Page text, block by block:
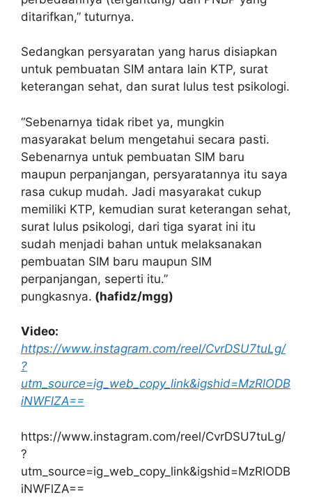
ditarifkan,” tuturnya.
Sedangkan persyaratan yang harus disiapkan
untuk pembuatan SIM antara lain KTP, surat
keterangan sehat, dan surat lulus test psikologi.
“Sebenarnya tidak ribet ya, mungkin
masyarakat belum mengetahui secara pasti.
Sebenarnya untuk pembuatan SIM baru
maupun perpanjangan, persyaratannya itu saya
rasa cukup mudah. Jadi masyarakat cukup
memiliki KTP, kemudian surat keterangan sehat,
surat lulus psikologi, dari tiga syarat ini itu
sudah menjadi bahan untuk melaksanakan
pembuatan SIM baru maupun SIM
perpanjangan, seperti itu.”
pungkasnya. (hafidz/mgg)
Video:
https://www.instagram.com/reel/CvrDSU7tuLg/
?
utm_source=ig_web_copy_link&igshid=MzRlODB
iNWFlZA==
https://www.instagram.com/reel/CvrDSU7tuLg/
?
utm_source=ig_web_copy_link&igshid=MzRlODB
iNWFlZA==